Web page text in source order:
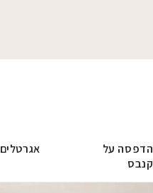
הדפסה על
קנבס
אגרטלים